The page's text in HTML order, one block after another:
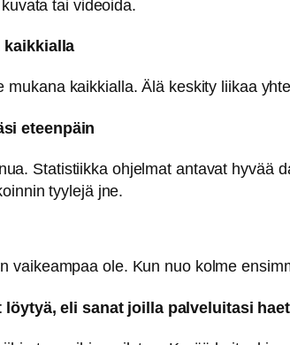
tai videoida.
kaikkialla
mukana kaikkialla. Älä keskity liikaa
eteenpäin
Statistiikka ohjelmat antavat hyvää
tyylejä jne.
vaikeampaa ole. Kun nuo kolme
eli sanat joilla palveluitasi